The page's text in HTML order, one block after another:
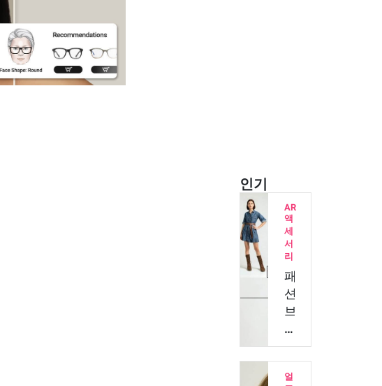
인기
AR
액
세
서
리
패
션
브
랜
드
가
AI
얼